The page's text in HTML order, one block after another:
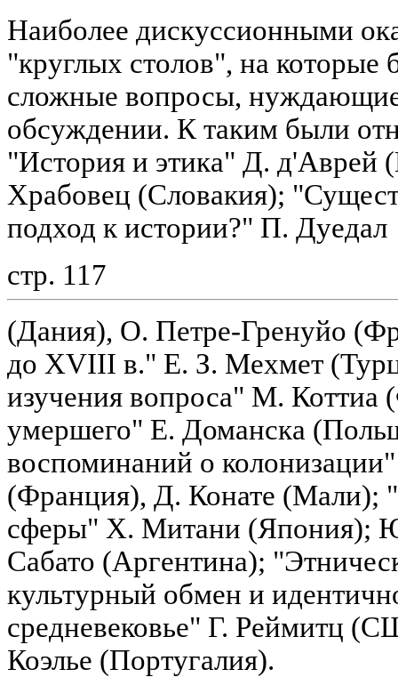
Наиболее дискуссионными
"круглых столов", на
сложные вопросы,
обсуждении. К таким были
"История и этика" Д. д'Аврей
Храбовец (Словакия);
подход к истории?" П. Дуедал
стр. 117
(Дания), О. Петре-Гренуйо
до XVIII в." Е. З. Мехмет
изучения вопроса" М. Коттиа
умершего" Е. Доманска
воспоминаний о
(Франция), Д. Конате (Мали);
сферы" Х. Митани (Япония);
Сабато (Аргентина);
культурный обмен и
средневековье" Г. Реймитц
Коэлье (Португалия).